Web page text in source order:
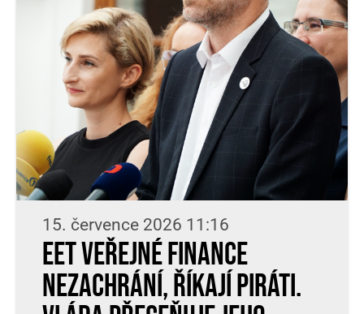
15. července 2026 11:16
EET veřejné finance
nezachrání, říkají Piráti.